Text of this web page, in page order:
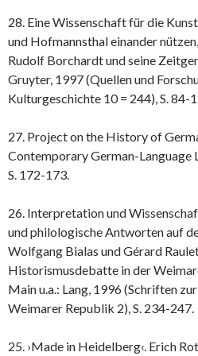
28. Eine Wissenschaft für die
und Hofmannsthal einander
Rudolf Borchardt und seine
Gruyter, 1997 (Quellen und
Kulturgeschichte 10 = 244), S. 84-
27. Project on the History of
Contemporary German-Language
S. 172-173.
26. Interpretation und
und philologische Antworten auf
Wolfgang Bialas und Gérard
Historismusdebatte in der
Main u.a.: Lang, 1996 (Schriften
Weimarer Republik 2), S. 234-247.
25. ›Made in Heidelberg‹. Erich